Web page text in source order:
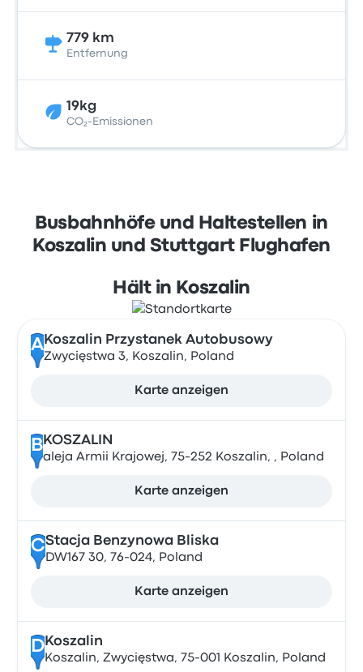
779 km
Entfernung
19kg
CO₂-Emissionen
Busbahnhöfe und Haltestellen in
Koszalin und Stuttgart Flughafen
Hält in Koszalin
A Koszalin Przystanek Autobusowy
Zwycięstwa 3, Koszalin, Poland
Karte anzeigen
B KOSZALIN
aleja Armii Krajowej, 75-252 Koszalin, , Poland
Karte anzeigen
CStacja Benzynowa Bliska
DW167 30, 76-024, Poland
Karte anzeigen
DKoszalin
Koszalin, Zwycięstwa, 75-001 Koszalin, Poland